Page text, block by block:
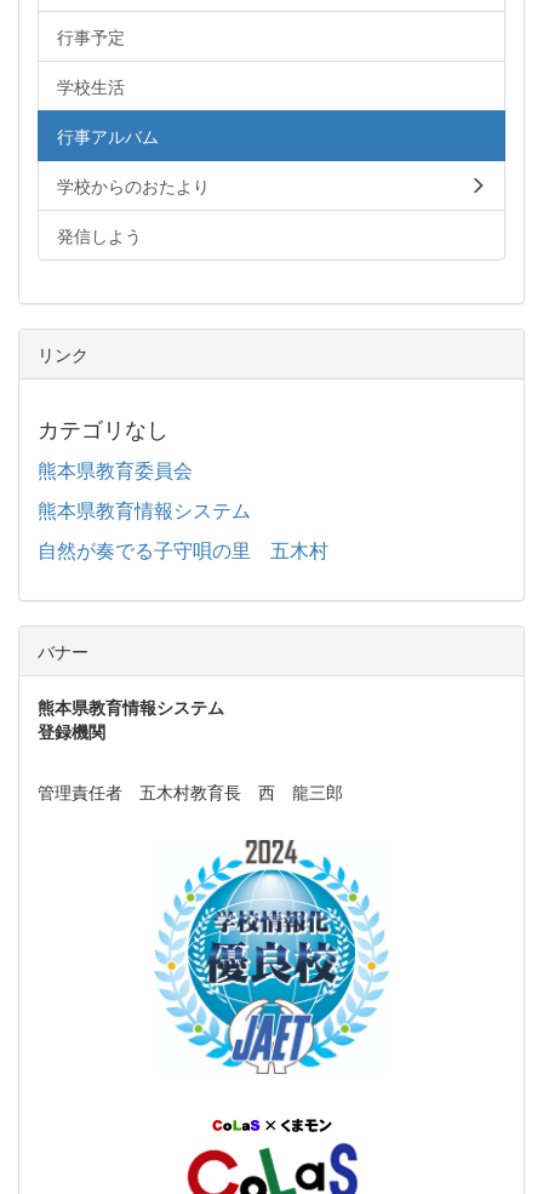
行事予定
学校生活
行事アルバム
学校からのおたより
発信しよう
リンク
カテゴリなし
熊本県教育委員会
熊本県教育情報システム
自然が奏でる子守唄の里 五木村
バナー
熊本県教育情報システム
登録機関
管理責任者 五木村教育長 西 龍三郎